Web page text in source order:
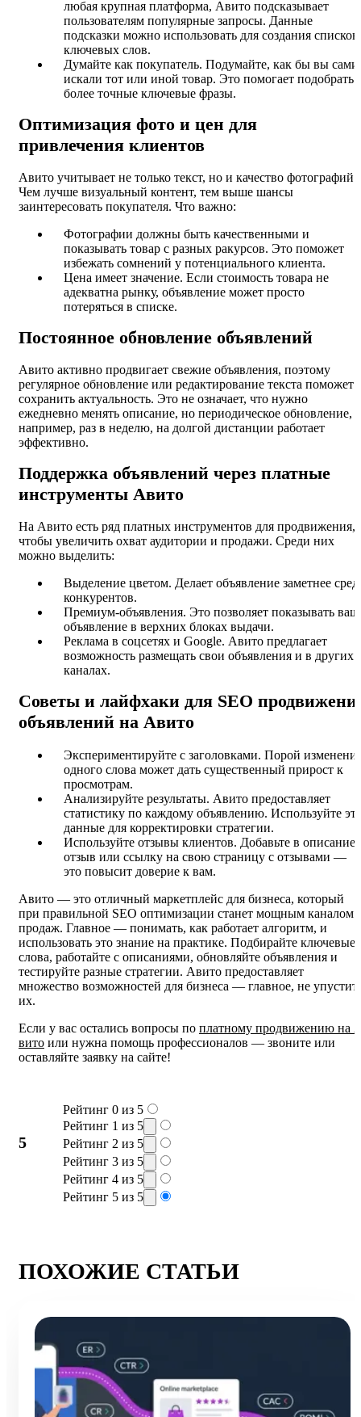
любая крупная платформа, Авито подсказывает
пользователям популярные запросы. Данные
подсказки можно использовать для создания списков
ключевых слов.
Думайте как покупатель. Подумайте, как бы вы сами
искали тот или иной товар. Это помогает подобрать
более точные ключевые фразы.
Оптимизация фото и цен для
привлечения клиентов
Авито учитывает не только текст, но и качество фотографий.
Чем лучше визуальный контент, тем выше шансы
заинтересовать покупателя. Что важно:
Фотографии должны быть качественными и
показывать товар с разных ракурсов. Это поможет
избежать сомнений у потенциального клиента.
Цена имеет значение. Если стоимость товара не
адекватна рынку, объявление может просто
потеряться в списке.
Постоянное обновление объявлений
Авито активно продвигает свежие объявления, поэтому
регулярное обновление или редактирование текста поможет
сохранить актуальность. Это не означает, что нужно
ежедневно менять описание, но периодическое обновление,
например, раз в неделю, на долгой дистанции работает
эффективно.
Поддержка объявлений через платные
инструменты Авито
На Авито есть ряд платных инструментов для продвижения,
чтобы увеличить охват аудитории и продажи. Среди них
можно выделить:
Выделение цветом. Делает объявление заметнее
конкурентов.
Премиум-объявления. Это позволяет показывать
объявление в верхних блоках выдачи.
Реклама в соцсетях и Google. Авито предлагает
возможность размещать свои объявления и в других
каналах.
Советы и лайфхаки для SEO
объявлений на Авито
Экспериментируйте с заголовками. Порой
одного слова может дать существенный прирост к
просмотрам.
Анализируйте результаты. Авито предоставляет
статистику по каждому объявлению. Используйте
данные для корректировки стратегии.
Используйте отзывы клиентов. Добавьте в описание
отзыв или ссылку на свою страницу с отзывами —
это повысит доверие к вам.
Авито — это отличный маркетплейс для бизнеса, который
при правильной SEO оптимизации станет мощным каналом
продаж. Главное — понимать, как работает алгоритм, и
использовать это знание на практике. Подбирайте ключевые
слова, работайте с описаниями, обновляйте объявления и
тестируйте разные стратегии. Авито предоставляет
множество возможностей для бизнеса — главное, не
их.
Если у вас остались вопросы по платному продвижению на
вито или нужна помощь профессионалов — звоните или
оставляйте заявку на сайте!
5
Рейтинг 0 из 5
Рейтинг 1 из 5
Рейтинг 2 из 5
Рейтинг 3 из 5
Рейтинг 4 из 5
Рейтинг 5 из 5
ПОХОЖИЕ СТАТЬИ